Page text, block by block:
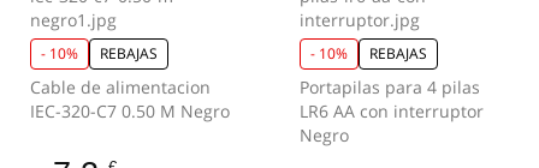
- 10% REBAJAS
Cable de alimentacion
IEC-320-C7 0.50 M Negro
- 10% REBAJAS
Portapilas para 4 pilas
LR6 AA con interruptor
Negro